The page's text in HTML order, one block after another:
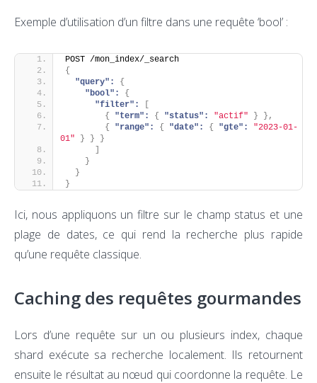
Exemple d’utilisation d’un filtre dans une requête ‘bool’ :
POST /mon_index/_search
{
"query":
{
"bool":
{
"filter":
[
{ "term": { "status": "actif" } } ,
{ "range": { "date": { "gte":
"2023-01-
01"
} }
}
]
}
}
}
Ici, nous appliquons un filtre sur le champ status et une
plage de dates, ce qui rend la recherche plus rapide
qu’une requête classique.
Caching des requêtes gourmandes
Lors d’une requête sur un ou plusieurs index, chaque
shard exécute sa recherche localement. Ils retournent
ensuite le résultat au nœud qui coordonne la requête. Le